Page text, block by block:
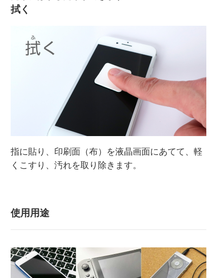
拭く
指に貼り、印刷面（布）を液晶画面にあてて、軽
くこすり、汚れを取り除きます。
使用用途